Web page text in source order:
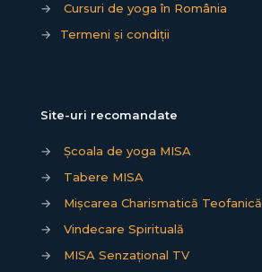
→
Cursuri de yoga în România
→
Termeni și condiții
Site-uri recomandate
→
Școala de yoga MISA
→
Tabere MISA
→
Mișcarea Charismatică Teofanică
→
Vindecare Spirituală
→
MISA Senzațional TV